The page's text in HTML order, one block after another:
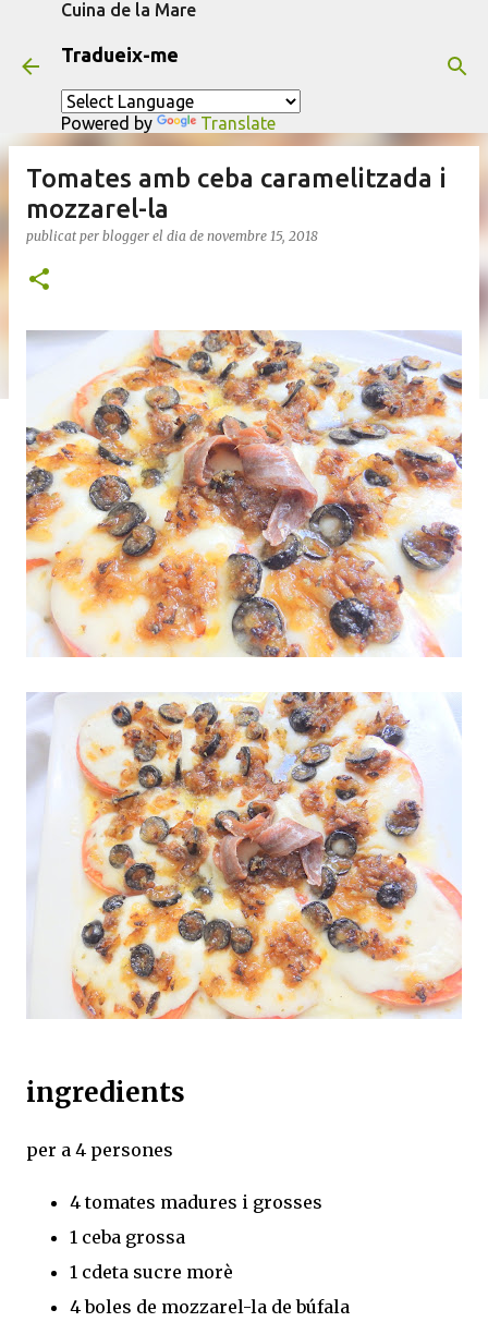
Cuina de la Mare
Tradueix-me
Powered by Translate
Tomates amb ceba caramelitzada i
mozzarel-la
publicat per blogger el dia de novembre 15, 2018
ingredients
per a 4 persones
4 tomates madures i grosses
1 ceba grossa
1 cdeta sucre morè
4 boles de mozzarel-la de búfala